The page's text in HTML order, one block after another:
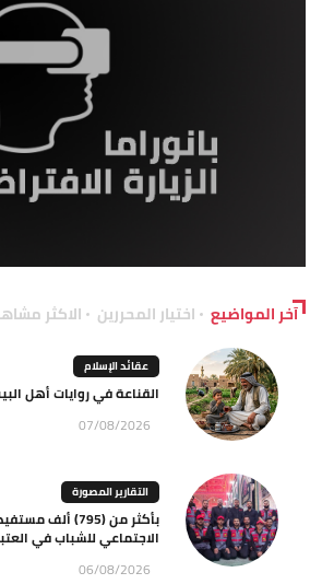
آخر المواضيع اختيار المحررين الاكثر
عقائد الإسلام
القناعة في روايات أهل
07/08/2026
التقارير المصورة
بأكثر من (795)
الاجتماعي للشباب في
06/08/2026